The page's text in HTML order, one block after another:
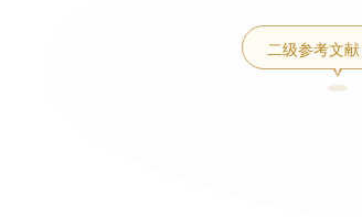
二级参考文献